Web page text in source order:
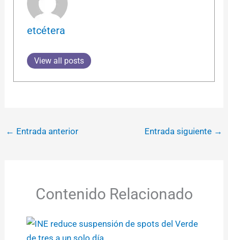
etcétera
View all posts
← Entrada anterior Entrada siguiente →
Contenido Relacionado